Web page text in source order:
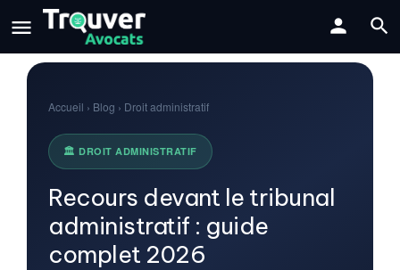
Accueil › Blog › Droit administratif
🏛️ DROIT ADMINISTRATIF
Recours devant le tribunal
administratif : guide
complet 2026